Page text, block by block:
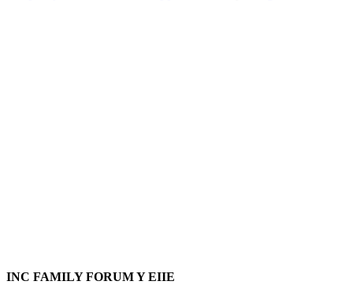
INC FAMILY FORUM Y EIIE